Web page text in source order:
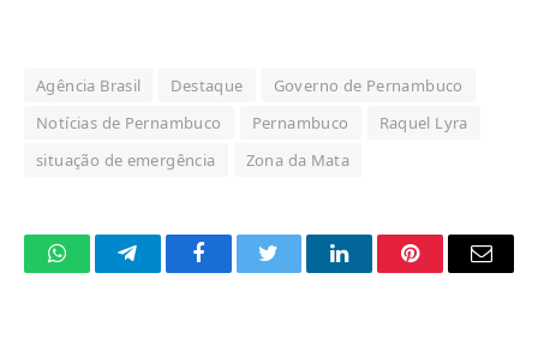
Agência Brasil Destaque
Governo de Pernambuco
Notícias de Pernambuco
Pernambuco
Raquel Lyra
situação de emergência
Zona da Mata
WhatsAppTelegramFacebookTwitter LinkedInPinterestEmail